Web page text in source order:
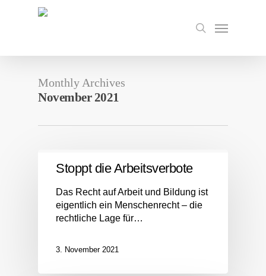
search
Menu
Monthly Archives
November 2021
Stoppt die Arbeitsverbote
Das Recht auf Arbeit und Bildung ist
eigentlich ein Menschenrecht – die
rechtliche Lage für…
3. November 2021